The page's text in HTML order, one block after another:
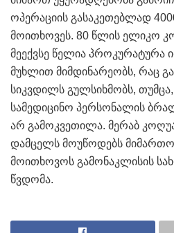
ოპერაციის გასაკეთებლად
მოითხოვეს. 80 წლის ელიკო
მეექვსე წელია პროკურატურა
მუხლით მიმდინარეობს, რაც
სიკვდილს გულსიხმობს,
სამედიცინო პერსონალის
არ გამოკვეთილა. მერაბ
დამცელს მოუწოდებს
მოითხოვოს გამონაკლისის
წვდომა.